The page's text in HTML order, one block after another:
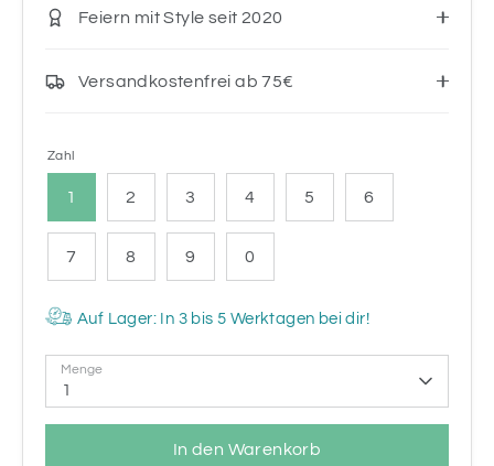
Feiern mit Style seit 2020
Versandkostenfrei ab 75€
Zahl
1 2 3 4 5 6
7 8 9 0
Auf Lager: In 3 bis 5 Werktagen bei dir!
Menge
1
In den Warenkorb